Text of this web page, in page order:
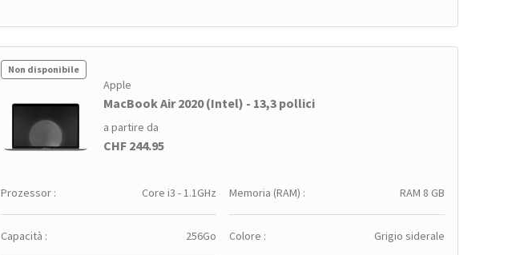
Non disponibile
Apple
MacBook Air 2020 (Intel) - 13,3 pollici
a partire da
CHF 244.95
Prozessor : Core i3 - 1.1GHz Memoria (RAM) : RAM 8 GB
Capacità : 256Go Colore : Grigio siderale